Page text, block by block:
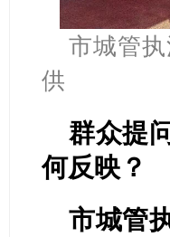
市城管
供
群众提
何反映？
市城管